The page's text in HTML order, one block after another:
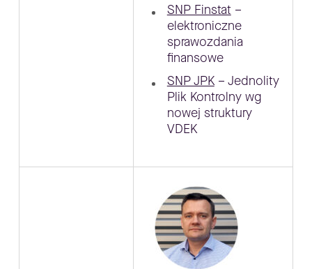
SNP Finstat–
elektroniczne
sprawozdania
finansowe
SNP JPK– Jednolity
Plik Kontrolny wg
nowej struktury
VDEK